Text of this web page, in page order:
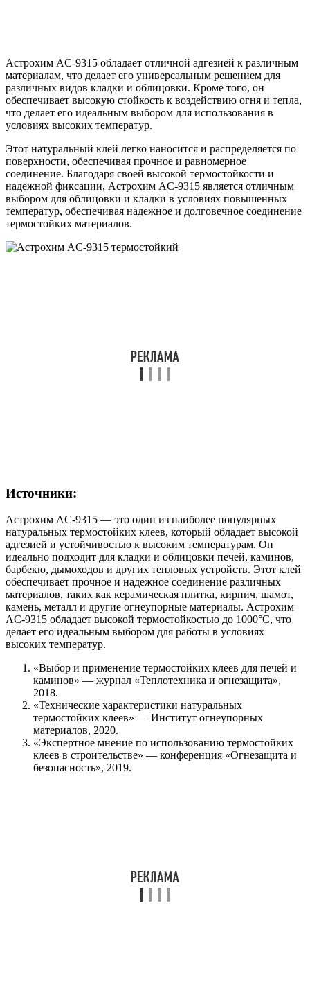
Aстрохим AC-9315 обладает отличной адгезией к различным
материалам, что делает его универсальным решением для
различных видов кладки и облицовки. Кроме того, он
обеспечивает высокую стойкость к воздействию огня и тепла,
что делает его идеальным выбором для использования в
условиях высоких температур.
Этот натуральный клей легко наносится и распределяется по
поверхности, обеспечивая прочное и равномерное
соединение. Благодаря своей высокой термостойкости и
надежной фиксации, Aстрохим AC-9315 является отличным
выбором для облицовки и кладки в условиях повышенных
температур, обеспечивая надежное и долговечное соединение
термостойких материалов.
Источники:
Астрохим AC-9315 — это один из наиболее популярных
натуральных термостойких клеев, который обладает высокой
адгезией и устойчивостью к высоким температурам. Он
идеально подходит для кладки и облицовки печей, каминов,
барбекю, дымоходов и других тепловых устройств. Этот клей
обеспечивает прочное и надежное соединение различных
материалов, таких как керамическая плитка, кирпич, шамот,
камень, металл и другие огнеупорные материалы. Астрохим
AC-9315 обладает высокой термостойкостью до 1000°C, что
делает его идеальным выбором для работы в условиях
высоких температур.
«Выбор и применение термостойких клеев для печей и
каминов» — журнал «Теплотехника и огнезащита»,
2018.
«Технические характеристики натуральных
термостойких клеев» — Институт огнеупорных
материалов, 2020.
«Экспертное мнение по использованию термостойких
клеев в строительстве» — конференция «Огнезащита и
безопасность», 2019.